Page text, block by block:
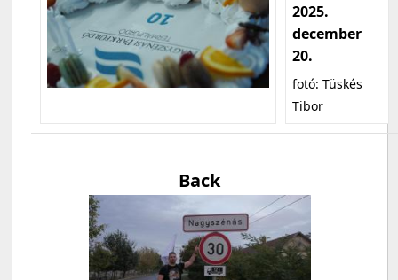
2025.
december
20.
fotó: Tüskés
Tibor
Back